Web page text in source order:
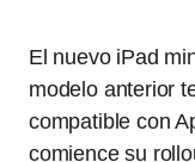
El nuevo iPad
modelo anterior
compatible con
comience su